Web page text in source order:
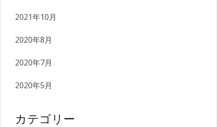
2021年10月
2020年8月
2020年7月
2020年5月
カテゴリー